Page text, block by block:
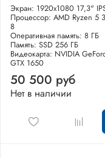
Экран: 1920x1080 17,3"
Процессор: AMD Ryzen 5
8
Оперативная память: 8 ГБ
Память: SSD 256 ГБ
Видеокарта: NVIDIA
GTX 1650
50 500 руб
Нет в наличии